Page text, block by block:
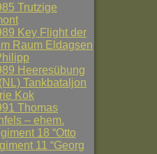
Trutzige
Key Flight der
Raum Eldagsen
Heeresübung
Tankbataljon
Kok
Thomas
– ehem.
18 “Otto
11 “Georg